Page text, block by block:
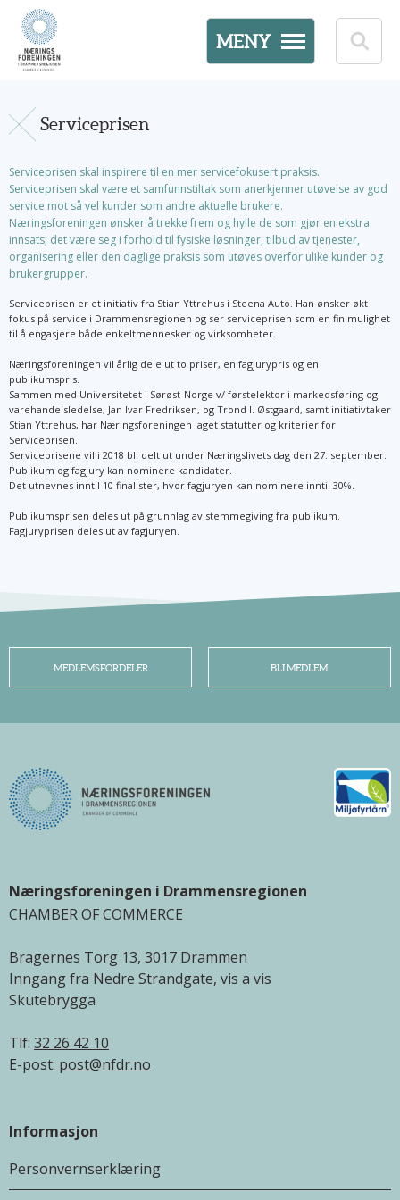
MENY
Serviceprisen
Serviceprisen skal inspirere til en mer servicefokusert praksis.
Serviceprisen skal være et samfunnstiltak som anerkjenner utøvelse av god
service mot så vel kunder som andre aktuelle brukere.
Næringsforeningen ønsker å trekke frem og hylle de som gjør en ekstra
innsats; det være seg i forhold til fysiske løsninger, tilbud av tjenester,
organisering eller den daglige praksis som utøves overfor ulike kunder og
brukergrupper.
Serviceprisen er et initiativ fra Stian Yttrehus i Steena Auto. Han ønsker økt
fokus på service i Drammensregionen og ser serviceprisen som en fin mulighet
til å engasjere både enkeltmennesker og virksomheter.
Næringsforeningen vil årlig dele ut to priser, en fagjurypris og en
publikumspris.
Sammen med Universitetet i Sørøst-Norge v/ førstelektor i markedsføring og
varehandelsledelse, Jan Ivar Fredriksen, og Trond I. Østgaard, samt initiativtaker
Stian Yttrehus, har Næringsforeningen laget statutter og kriterier for
Serviceprisen.
Serviceprisene vil i 2018 bli delt ut under Næringslivets dag den 27. september.
Publikum og fagjury kan nominere kandidater.
Det utnevnes inntil 10 finalister, hvor fagjuryen kan nominere inntil 30%.
Publikumsprisen deles ut på grunnlag av stemmegiving fra publikum.
Fagjuryprisen deles ut av fagjuryen.
MEDLEMSFORDELER BLI MEDLEM
Næringsforeningen i Drammensregionen
CHAMBER OF COMMERCE
Bragernes Torg 13, 3017 Drammen
Inngang fra Nedre Strandgate, vis a vis
Skutebrygga
Tlf: 32 26 42 10
E-post: post@nfdr.no
Informasjon
Personvernserklæring